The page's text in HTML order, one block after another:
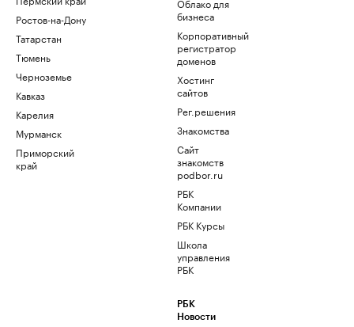
Ростов-на-Дону
Татарстан
Тюмень
Черноземье
Кавказ
Карелия
Мурманск
Приморский
край
Облако для
бизнеса
Корпоративный
регистратор
доменов
Хостинг
сайтов
Рег.решения
Знакомства
Сайт
знакомств
podbor.ru
РБК
Компании
РБК Курсы
Школа
управления
РБК
РБК
Новости